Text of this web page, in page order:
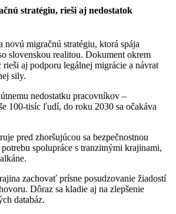
stratégiu, rieši aj nedostatok
novú migračnú stratégiu, ktorá spája
slovenskou realitou. Dokument okrem
aj podporu legálnej migrácie a návrat
sily.
nedostatku pracovníkov –
100-tisíc ľudí, do roku 2030 sa očakáva
pred zhoršujúcou sa bezpečnostnou
spolupráce s tranzitnými krajinami,
zachovať prísne posudzovanie žiadostí
Dôraz sa kladie aj na zlepšenie
databáz.